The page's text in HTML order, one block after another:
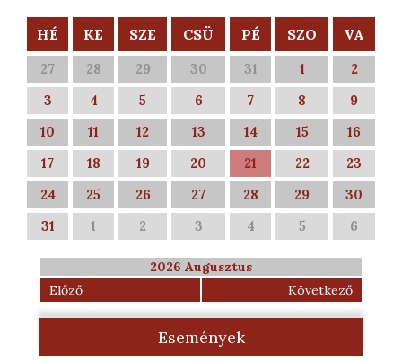
HÉ KE SZE CSÜ PÉ SZO VA
27 28 29 30 31 1
2
3
4 5 6 7 8
9
10
11 12 13 14 15
16
17
18 19 20 21 22
23
24
25 26 27 28 29
30
31
1 2 3 4 5 6
2026 Augusztus
Előző
Következő
Események